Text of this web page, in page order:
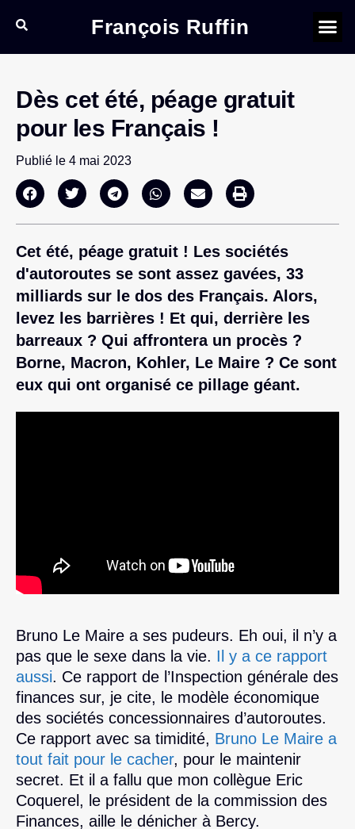
François Ruffin
Dès cet été, péage gratuit
pour les Français !
Publié le 4 mai 2023
Cet été, péage gratuit ! Les sociétés
d'autoroutes se sont assez gavées, 33
milliards sur le dos des Français. Alors,
levez les barrières ! Et qui, derrière les
barreaux ? Qui affrontera un procès ?
Borne, Macron, Kohler, Le Maire ? Ce sont
eux qui ont organisé ce pillage géant.
Bruno Le Maire a ses pudeurs. Eh oui, il n’y a
pas que le sexe dans la vie. Il y a ce rapport
aussi. Ce rapport de l’Inspection générale des
finances sur, je cite, le modèle économique
des sociétés concessionnaires d’autoroutes.
Ce rapport avec sa timidité, Bruno Le Maire a
tout fait pour le cacher, pour le maintenir
secret. Et il a fallu que mon collègue Eric
Coquerel, le président de la commission des
Finances, aille le dénicher à Bercy.